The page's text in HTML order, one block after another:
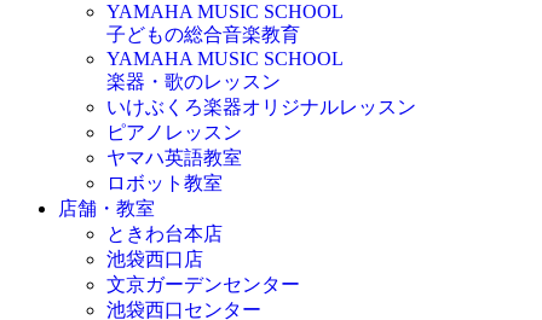
YAMAHA MUSIC SCHOOL
子どもの総合音楽教育
YAMAHA MUSIC SCHOOL
楽器・歌のレッスン
いけぶくろ楽器オリジナルレッスン
ピアノレッスン
ヤマハ英語教室
ロボット教室
店舗・教室
ときわ台本店
池袋西口店
文京ガーデンセンター
池袋西口センター